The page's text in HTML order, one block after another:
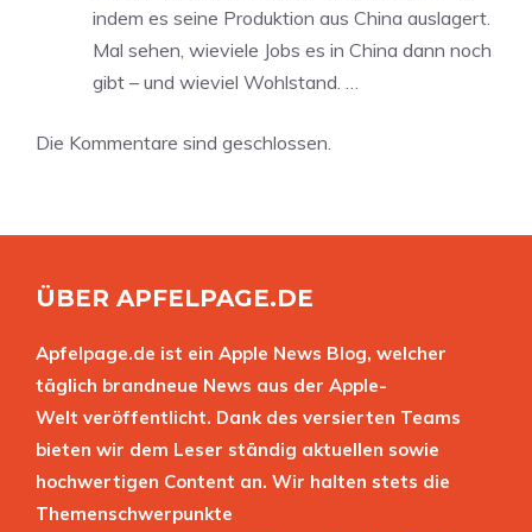
indem es seine Produktion aus China auslagert.
Mal sehen, wieviele Jobs es in China dann noch
gibt – und wieviel Wohlstand. …
Die Kommentare sind geschlossen.
ÜBER APFELPAGE.DE
Apfelpage.de ist ein Apple News Blog, welcher
täglich brandneue News aus der Apple-
Welt veröffentlicht. Dank des versierten Teams
bieten wir dem Leser ständig aktuellen sowie
hochwertigen Content an. Wir halten stets die
Themenschwerpunkte